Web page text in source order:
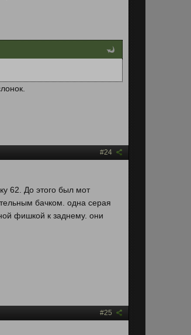
#24
62. До этого был мот
бачком. одна серая
фишкой к заднему. они
#25